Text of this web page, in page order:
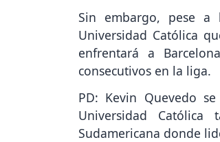
Sin embargo, pese
Universidad Católica
enfrentará a
consecutivos en la liga.
PD: Kevin Quevedo
Universidad
Sudamericana donde